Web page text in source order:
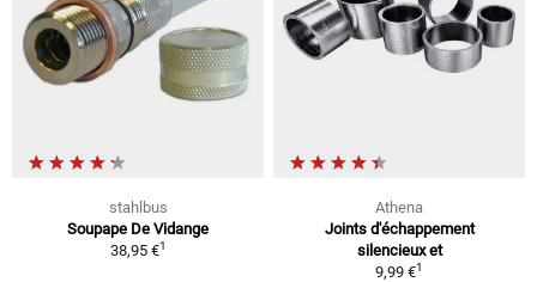
stahlbus
Soupape De Vidange
38,95 €1
Athena
Joints d'échappement
silencieux et
9,99 €1